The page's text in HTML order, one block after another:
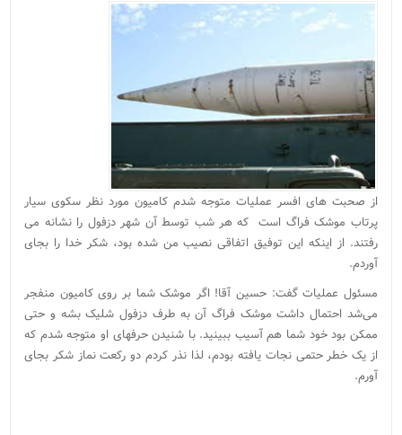
از صحبت های افسر عملیات متوجه شدم کامیون مورد نظر سکوی سیار
پرتاب موشک فراگ است که هر شب توسط آن شهر دزفول را نشانه می
رفتند. از اینکه این توفیق اتفاقی نصیب من شده بود، شکر خدا را بجای
آوردم.
مسئول عملیات گفت: حسین آقا! اگر موشک شما بر روی کامیون منفجر
می‌شد احتمال داشت موشک فراگ آن به طرف دزفول شلیک بشه و حتی
ممکن بود خود شما هم آسیب ببینید. با شنیدن حرفهای او متوجه شدم که
از یک خطر حتمی نجات یافته بودم، لذا نذر کردم دو رکعت نماز شکر بجای
آورم.